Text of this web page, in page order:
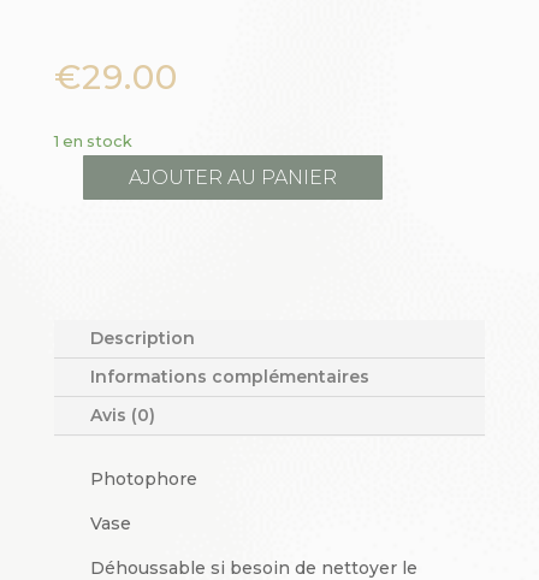
€29.00
1 en stock
Azéri
M
AJOUTER AU PANIER
Description
Informations complémentaires
Avis (0)
Photophore
Vase
Déhoussable si besoin de nettoyer le